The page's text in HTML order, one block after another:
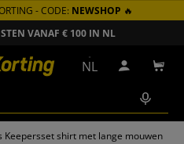
- CODE: NEWSHOP 🔥
VANAF € 100 IN NL
NL Inloggen
Keepersset shirt met lange mouwen